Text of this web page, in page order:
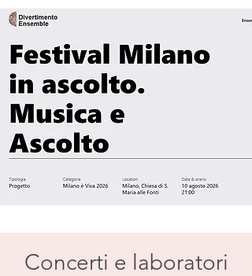
Concerti e laboratori